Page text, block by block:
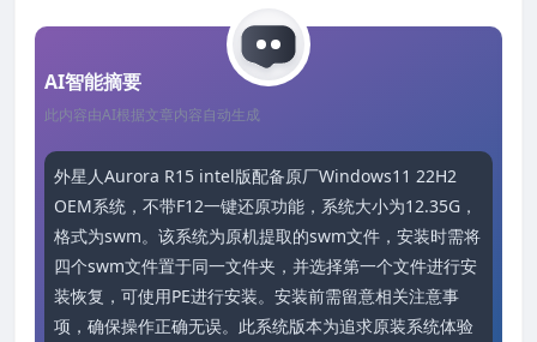
AI智能摘要
此内容由AI根据文章内容自动生成
外星人Aurora R15 intel版配备原厂Windows11 22H2
OEM系统，不带F12一键还原功能，系统大小为12.35G，
格式为swm。该系统为原机提取的swm文件，安装时需将
四个swm文件置于同一文件夹，并选择第一个文件进行安
装恢复，可使用PE进行安装。安装前需留意相关注意事
项，确保操作正确无误。此系统版本为追求原装系统体验